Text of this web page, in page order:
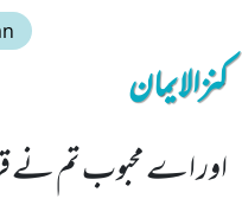
کنزالایمان
اور اے محبوب تم نے